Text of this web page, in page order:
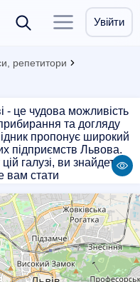
Увійти
репетитори
- це чудова можливість
та догляду
пропонує широкий
підприємств Львова.
галузі, ви знайдете
вам стати
матеріали,
викладачів. Оберіть
свої навички,
фахівцем у цій сфері.